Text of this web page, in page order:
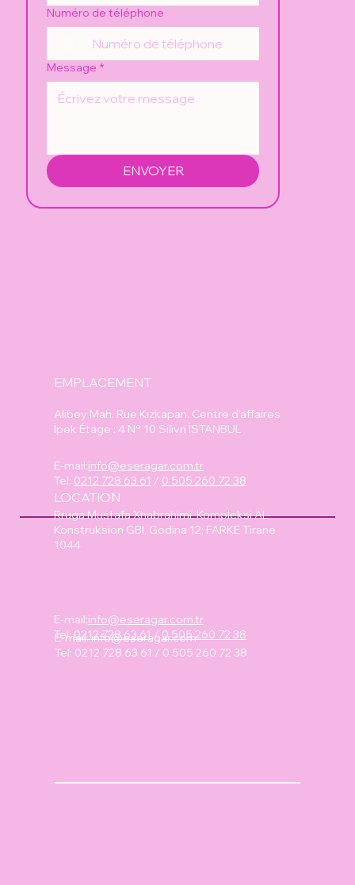
EMPLACEMENT
Alibey Mah. Rue Kızkapan. Centre d'affaires
İpek Étage : 4 N° 10 Silivri İSTANBUL
E-mail:info@eseragar.com
Tel: 0212 728 63 61 / 0 505 260 72 38
E-mail:info@eseragar.com.tr
Tel: 0212 728 63 61 / 0 505 260 72 38
LOCATION
Rruga Mustafa Xhabrahimi, Kompleksi AL-
Konstruksion GBI, Godina 12; FARKE Tirane
1044
E-mail:info@eseragar.com.tr
Tel:0212 728 63 61/0 505 260 72 38
Numéro de téléphone
Message *
ENVOYER